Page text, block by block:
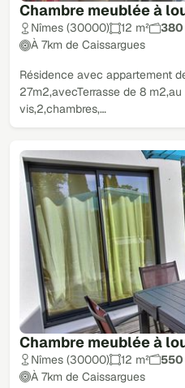
Chambre meublée à
Nîmes (30000) 12 m²
À 7km de Caissargues
Résidence avec appartement
27m2,avecTerrasse de 8
vis,2,chambres,…
Chambre meublée à
Nîmes (30000) 12 m²
À 7km de Caissargues